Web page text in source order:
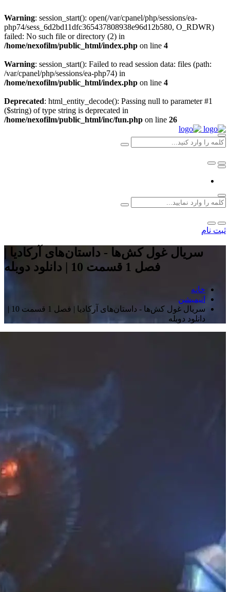
Warning: session_start(): open(/var/cpanel/php/sessions/ea-
php74/sess_6d2bd11dfc365437808938e96d12b580, O_RDWR)
failed: No such file or directory (2) in
/home/nexofilm/public_html/index.php on line 4
Warning: session_start(): Failed to read session data: files (path:
/var/cpanel/php/sessions/ea-php74) in
/home/nexofilm/public_html/index.php on line 4
Deprecated: html_entity_decode(): Passing null to parameter #1
($string) of type string is deprecated in
/home/nexofilm/public_html/inc/fun.php on line 26
ثبت نام
سریال غول کش‌ها - داستان‌های آرکادیا |
فصل 1 قسمت 10 | دانلود دوبله
خانه
انیمیشن
سریال غول کش‌ها - داستان‌های آرکادیا | فصل 1 قسمت 10 |
دانلود دوبله